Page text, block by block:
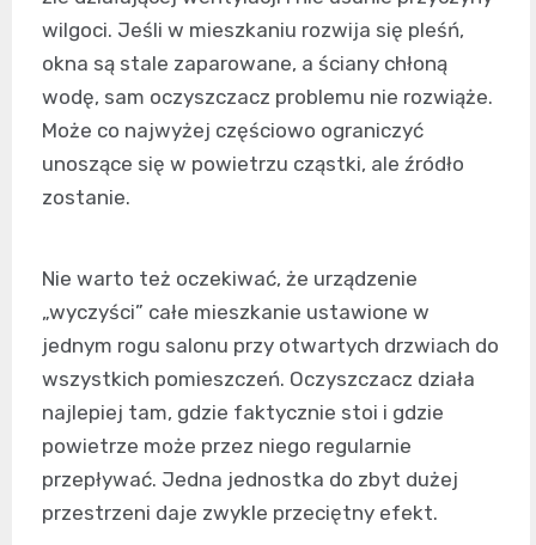
wilgoci. Jeśli w mieszkaniu rozwija się pleśń,
okna są stale zaparowane, a ściany chłoną
wodę, sam oczyszczacz problemu nie rozwiąże.
Może co najwyżej częściowo ograniczyć
unoszące się w powietrzu cząstki, ale źródło
zostanie.
Nie warto też oczekiwać, że urządzenie
„wyczyści” całe mieszkanie ustawione w
jednym rogu salonu przy otwartych drzwiach do
wszystkich pomieszczeń. Oczyszczacz działa
najlepiej tam, gdzie faktycznie stoi i gdzie
powietrze może przez niego regularnie
przepływać. Jedna jednostka do zbyt dużej
przestrzeni daje zwykle przeciętny efekt.